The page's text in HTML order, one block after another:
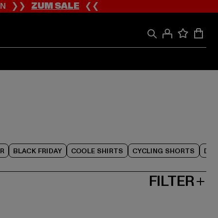
❯❯ZUM SALE❮❮
BLACK FRIDAY COOLE SHIRTS CYCLING SHORTS
FILTER